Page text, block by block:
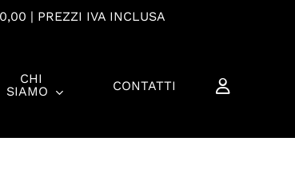
| PREZZI IVA INCLUSA
CHI
SIAMO
CONTATTI